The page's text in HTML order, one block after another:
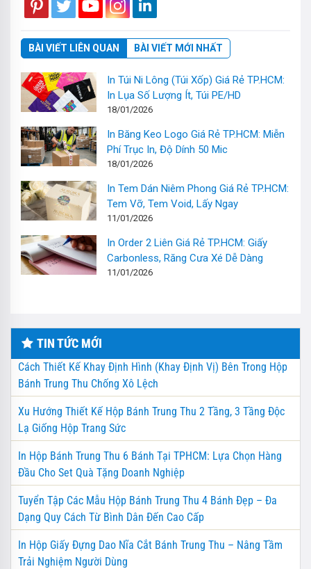
BÀI VIẾT LIÊN QUAN BÀI VIẾT MỚI NHẤT
In Túi Ni Lông (Túi Xốp) Giá Rẻ TP.HCM:
In Lụa Số Lượng Ít, Túi PE/HD
18/01/2026
In Băng Keo Logo Giá Rẻ TP.HCM: Miễn
Phí Trục In, Độ Dính 50 Mic
18/01/2026
In Tem Dán Niêm Phong Giá Rẻ TP.HCM:
Tem Vỡ, Tem Void, Lấy Ngay
11/01/2026
In Order 2 Liên Giá Rẻ TP.HCM: Giấy
Carbonless, Răng Cưa Xé Dễ Dàng
11/01/2026
TIN TỨC MỚI
Cách Thiết Kế Khay Định Hình (Khay Định Vị) Bên Trong Hộp
Bánh Trung Thu Chống Xô Lệch
Xu Hướng Thiết Kế Hộp Bánh Trung Thu 2 Tầng, 3 Tầng Độc
Lạ Giống Hộp Trang Sức
In Hộp Bánh Trung Thu 6 Bánh Tại TPHCM: Lựa Chọn Hàng
Đầu Cho Set Quà Tặng Doanh Nghiệp
Tuyển Tập Các Mẫu Hộp Bánh Trung Thu 4 Bánh Đẹp – Đa
Dạng Quy Cách Từ Bình Dân Đến Cao Cấp
In Hộp Giấy Đựng Dao Nĩa Cắt Bánh Trung Thu – Nâng Tầm
Trải Nghiệm Người Dùng